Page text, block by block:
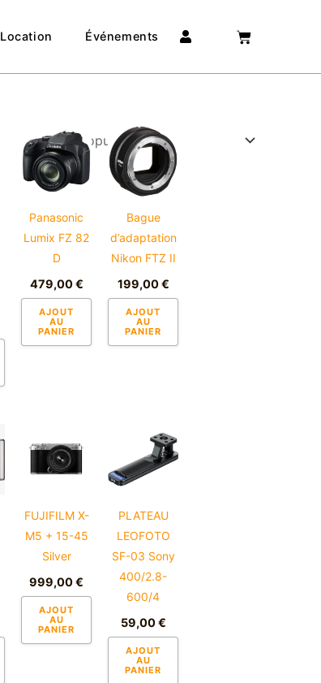
Location Événements
Connexion
Panasonic
Lumix FZ 82
D
479,00€
AJOUT
AU
PANIER
Bague
d’adaptation
Nikon FTZ II
199,00€
AJOUT
AU
PANIER
FUJIFILM X-
M5 + 15-45
Silver
999,00€
AJOUT
AU
PANIER
PLATEAU
LEOFOTO
SF-03 Sony
400/2.8-
600/4
59,00€
AJOUT
AU
PANIER